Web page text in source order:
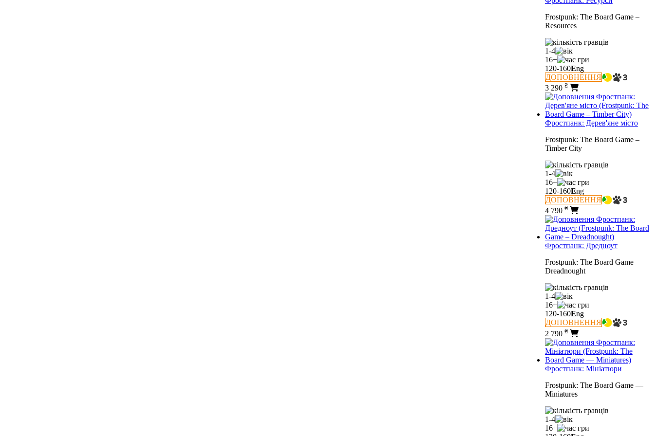
Frostpunk: The Board Game –
Resources
1-4
16+
120-160Eng
ДОПОВНЕННЯ
3 290 ₴
Фростпанк: Дерев'яне місто
Frostpunk: The Board Game –
Timber City
1-4
16+
120-160Eng
ДОПОВНЕННЯ
4 790 ₴
Фростпанк: Дредноут
Frostpunk: The Board Game –
Dreadnought
1-4
16+
120-160Eng
ДОПОВНЕННЯ
2 790 ₴
Фростпанк: Мініатюри
Frostpunk: The Board Game —
Miniatures
1-4
16+